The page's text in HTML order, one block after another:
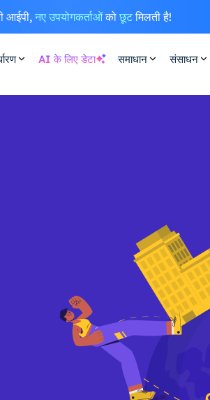
आईपी,नए उपयोगकर्ताओंको छूटमिलती है!
AI के लिए डेटा समाधान संसाधन